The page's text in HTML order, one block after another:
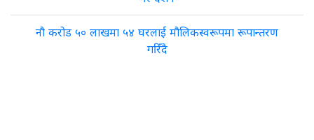
नौ करोड ५० लाखमा ५४ घरलाई मौलिकस्वरूपमा रूपान्तरण
गरिँदै